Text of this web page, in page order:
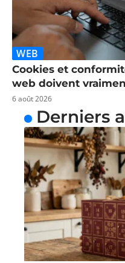
WEB
Cookies et
web doivent
6 août 2026
Derniers